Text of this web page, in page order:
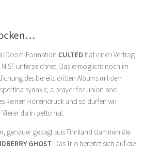
Doom-Formation CULTED hat einen Vertrag
MIST unterzeichnet. Das ermöglicht noch im
des bereits dritten Albums mit dem
synaxis; a prayer for union and
keinen Höreindruck und so dürfen wir
da in petto hat.
genauer gesagt aus Finnland stammen die
GHOST. Das Trio bereitet sich auf die